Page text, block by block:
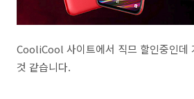
CooliCool 사이트에서 직므 할인중인데
것 같습니다.